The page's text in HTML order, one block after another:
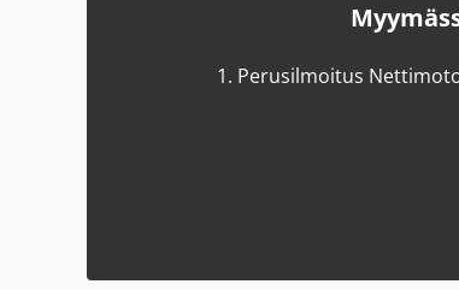
1. Perusilmoitus